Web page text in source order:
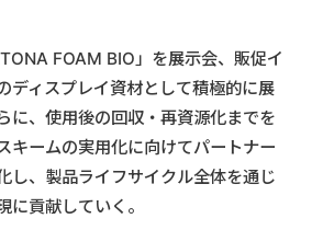
FOAM BIO」を展示会、販促イ
ディスプレイ資材として積極的に展
に、使用後の回収・再資源化までを
キームの実用化に向けてパートナー
し、製品ライフサイクル全体を通じ
に貢献していく。